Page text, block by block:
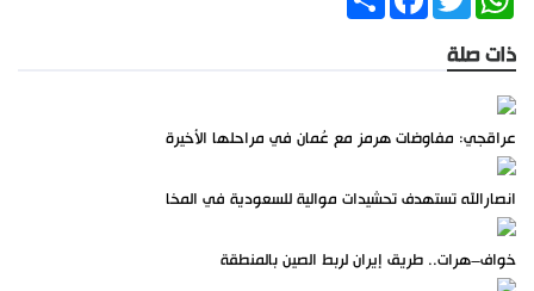
ذات صلة
عراقجي: مفاوضات هرمز مع عُمان في مراحلها الأخيرة
انصارالله تستهدف تحشيدات موالية للسعودية في المخا
خواف–هرات.. طريق إيران لربط الصين بالمنطقة